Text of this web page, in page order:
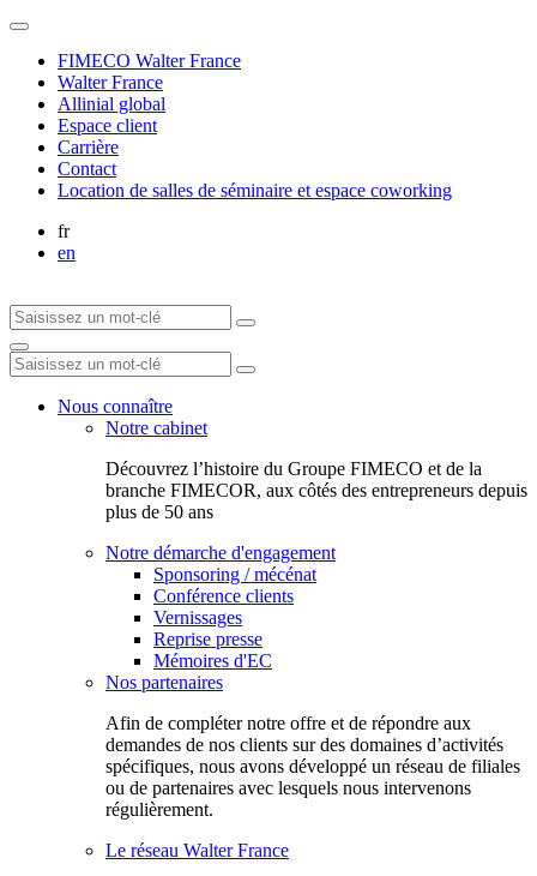
FIMECO Walter France
Walter France
Allinial global
Espace client
Carrière
Contact
Location de salles de séminaire et espace coworking
fr
en
Nous connaître
Notre cabinet
Découvrez l’histoire du Groupe FIMECO et de la
branche FIMECOR, aux côtés des entrepreneurs depuis
plus de 50 ans
Notre démarche d'engagement
Sponsoring / mécénat
Conférence clients
Vernissages
Reprise presse
Mémoires d'EC
Nos partenaires
Afin de compléter notre offre et de répondre aux
demandes de nos clients sur des domaines d’activités
spécifiques, nous avons développé un réseau de filiales
ou de partenaires avec lesquels nous intervenons
régulièrement.
Le réseau Walter France